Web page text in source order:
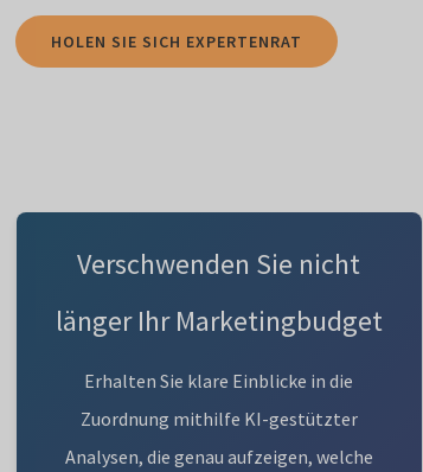
HOLEN SIE SICH EXPERTENRAT
Verschwenden Sie nicht
länger Ihr Marketingbudget
Erhalten Sie klare Einblicke in die
Zuordnung mithilfe KI-gestützter
Analysen, die genau aufzeigen, welche